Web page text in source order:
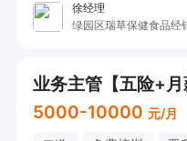
徐经理
绿园区瑞草保健食品经
业务主管【五险+
5000-10000 元/月